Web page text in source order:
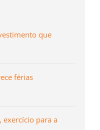
que
férias
exercício para a